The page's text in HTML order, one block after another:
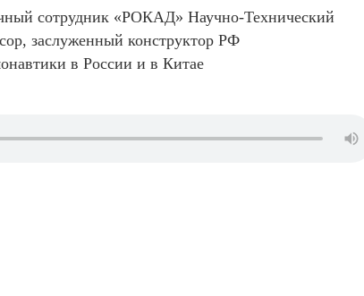
сотрудник «РОКАД» Научно-Технический
заслуженный конструктор РФ
в России и в Китае